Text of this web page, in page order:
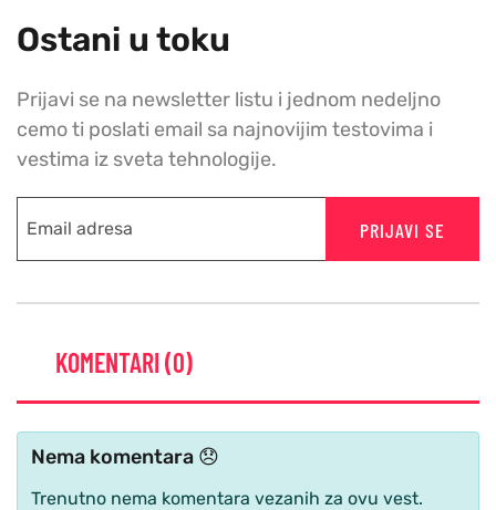
Ostani u toku
Prijavi se na newsletter listu i jednom nedeljno
cemo ti poslati email sa najnovijim testovima i
vestima iz sveta tehnologije.
PRIJAVI SE
KOMENTARI (0)
Nema komentara 😞
Trenutno nema komentara vezanih za ovu vest.